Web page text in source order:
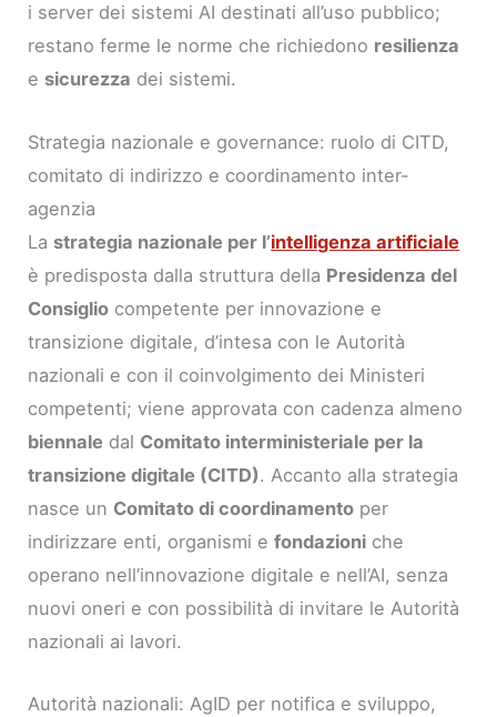
i server dei sistemi AI destinati all’uso pubblico;
restano ferme le norme che richiedono resilienza
e sicurezza dei sistemi.
Strategia nazionale e governance: ruolo di CITD,
comitato di indirizzo e coordinamento inter-
agenzia
La strategia nazionale per l’intelligenza artificiale
è predisposta dalla struttura della Presidenza del
Consiglio competente per innovazione e
transizione digitale, d’intesa con le Autorità
nazionali e con il coinvolgimento dei Ministeri
competenti; viene approvata con cadenza almeno
biennale dal Comitato interministeriale per la
transizione digitale (CITD). Accanto alla strategia
nasce un Comitato di coordinamento per
indirizzare enti, organismi efondazioni che
operano nell’innovazione digitale e nell’AI, senza
nuovi oneri e con possibilità di invitare le Autorità
nazionali ai lavori.
Autorità nazionali: AgID per notifica e sviluppo,